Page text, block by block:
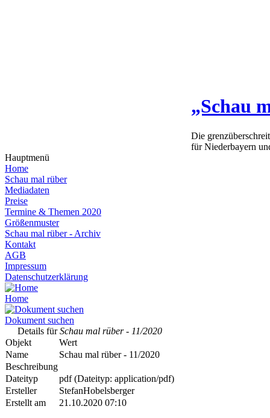
„Schau
Die
für Niederbayern
Hauptmenü
Home
Schau mal rüber
Mediadaten
Preise
Termine & Themen 2020
Größenmuster
Schau mal rüber - Archiv
Kontakt
AGB
Impressum
Datenschutzerklärung
Home
Dokument suchen
Details fürSchau mal rüber - 11/2020
Objekt
Wert
Name
Schau mal rüber - 11/2020
Beschreibung
Dateityp
pdf (Dateityp: application/pdf)
Ersteller
StefanHobelsberger
Erstellt am
21.10.2020 07:10